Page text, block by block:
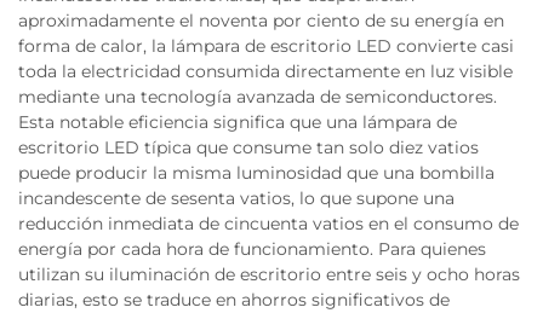
aproximadamente el noventa por ciento de su energía en
forma de calor, la lámpara de escritorio LED convierte casi
toda la electricidad consumida directamente en luz visible
mediante una tecnología avanzada de semiconductores.
Esta notable eficiencia significa que una lámpara de
escritorio LED típica que consume tan solo diez vatios
puede producir la misma luminosidad que una bombilla
incandescente de sesenta vatios, lo que supone una
reducción inmediata de cincuenta vatios en el consumo de
energía por cada hora de funcionamiento. Para quienes
utilizan su iluminación de escritorio entre seis y ocho horas
diarias, esto se traduce en ahorros significativos de